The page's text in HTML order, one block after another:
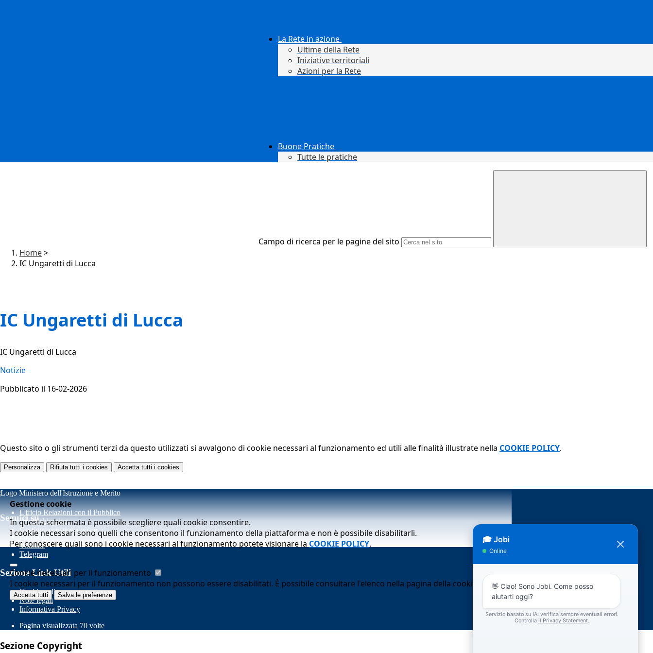
La Rete in azione
Ultime della Rete
Iniziative territoriali
Azioni per la Rete
Buone Pratiche
Tutte le pratiche
Campo di ricerca per le pagine del sito
Home>
IC Ungaretti di Lucca
IC Ungaretti di Lucca
IC Ungaretti di Lucca
Notizie
Pubblicato il 16-02-2026
Questo sito o gli strumenti terzi da questo utilizzati si avvalgono di cookie necessari al funzionamento ed utili alle finalità illustrate nella COOKIE POLICY.
Personalizza Rifiuta tutti i cookies Accetta tutti i cookies
Gestione cookie
In questa schermata è possibile scegliere quali cookie consentire.
I cookie necessari sono quelli che consentono il funzionamento della piattaforma e non è possibile disabilitarli.
Per conoscere quali sono i cookie necessari al funzionamento potete visionare la COOKIE POLICY.
Cookie necessari per il funzionamento
I cookie necessari per il funzionamento non possono essere disabilitati. È possibile consultare l'elenco nella pagina della cookie policy.
Accetta tutti Salva le preferenze
Ufficio Relazioni con il Pubblico
Whistleblowing
Gestione consensi cookie
Seguici su
Facebook
Youtube
Telegram
Sezione Link Utili
Cookie policy
Note legali
Informativa Privacy
Pagina visualizzata 70 volte
Sezione Copyright